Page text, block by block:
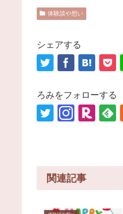
体験談や想い
シェアする
ろみをフォローする
関連記事